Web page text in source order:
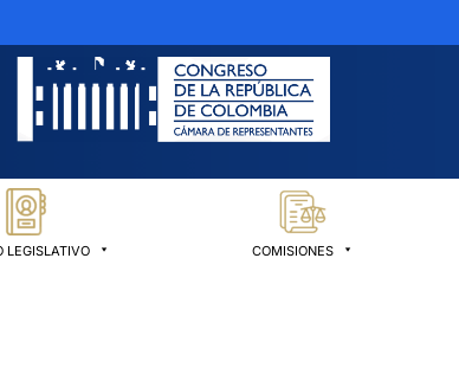
LEGISLATIVO COMISIONES